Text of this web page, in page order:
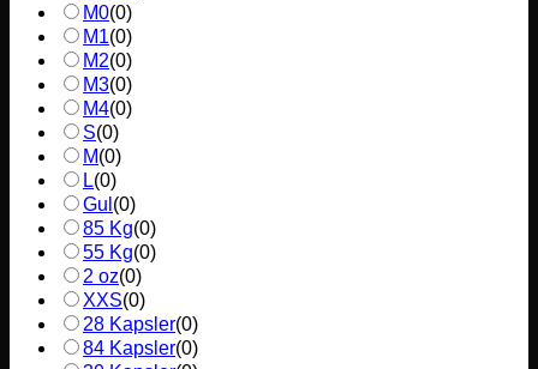
M0(0)
M1(0)
M2(0)
M3(0)
M4(0)
S(0)
M(0)
L(0)
Gul (0)
85 Kg(0)
55 Kg(0)
2 oz(0)
XXS(0)
28 Kapsler(0)
84 Kapsler(0)